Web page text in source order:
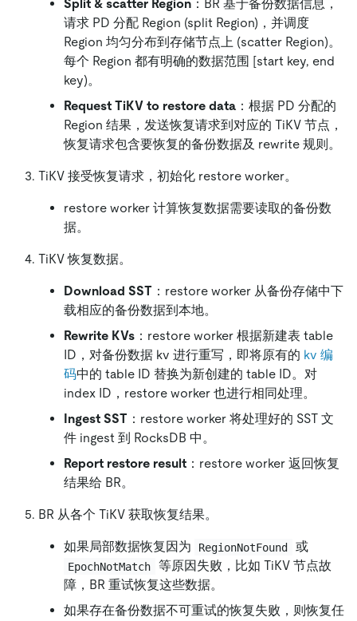
Split & scatter Region ：BR 基于备份数据信息，
请求 PD 分配 Region (split Region)，并调度
Region 均匀分布到存储节点上 (scatter Region)。
每个 Region 都有明确的数据范围 [start key, end
key)。
Request TiKV to restore data ：根据 PD 分配的
Region 结果，发送恢复请求到对应的 TiKV 节点，
恢复请求包含要恢复的备份数据及 rewrite 规则。
TiKV 接受恢复请求，初始化 restore worker。
restore worker 计算恢复数据需要读取的备份数
据。
TiKV 恢复数据。
Download SST ：restore worker 从备份存储中下
载相应的备份数据到本地。
Rewrite KVs ：restore worker 根据新建表 table
ID，对备份数据 kv 进行重写，即将原有的 kv 编
码中的 table ID 替换为新创建的 table ID。对
index ID，restore worker 也进行相同处理。
Ingest SST ：restore worker 将处理好的 SST 文
件 ingest 到 RocksDB 中。
Report restore result ：restore worker 返回恢复
结果给 BR。
BR 从各个 TiKV 获取恢复结果。
如果局部数据恢复因为 RegionNotFound 或
EpochNotMatch
等原因失败，比如 TiKV 节点故
障，BR 重试恢复这些数据。
如果存在备份数据不可重试的恢复失败，则恢复任